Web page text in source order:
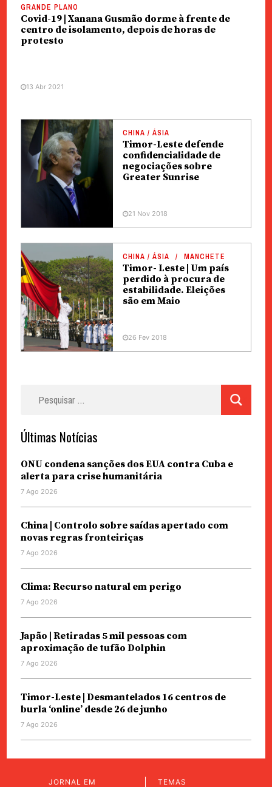
GRANDE PLANO
Covid-19 | Xanana Gusmão dorme à frente de
centro de isolamento, depois de horas de
protesto
13 Abr 2021
CHINA / ÁSIA
Timor-Leste defende
confidencialidade de
negociações sobre
Greater Sunrise
21 Nov 2018
CHINA / ÁSIA MANCHETE
Timor- Leste | Um país
perdido à procura de
estabilidade. Eleições
são em Maio
26 Fev 2018
Últimas Notícias
ONU condena sanções dos EUA contra Cuba e
alerta para crise humanitária
7 Ago 2026
China | Controlo sobre saídas apertado com
novas regras fronteiriças
7 Ago 2026
Clima: Recurso natural em perigo
7 Ago 2026
Japão | Retiradas 5 mil pessoas com
aproximação de tufão Dolphin
7 Ago 2026
Timor-Leste | Desmantelados 16 centros de
burla ‘online’ desde 26 de junho
7 Ago 2026
JORNAL EM
TEMAS